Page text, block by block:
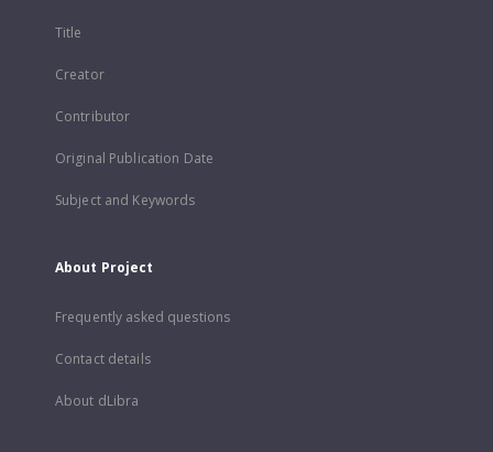
Title
Creator
Contributor
Original Publication Date
Subject and Keywords
About Project
Frequently asked questions
Contact details
About dLibra